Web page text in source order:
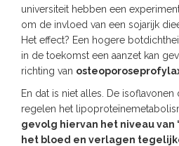
universiteit hebben een
om de invloed van een sojarijk
Het effect? Een hogere
in de toekomst een aanzet kan
richting van
En dat is niet alles. De isoflavonen
regelen het
gevolg hiervan het niveau van
het bloed en verlagen